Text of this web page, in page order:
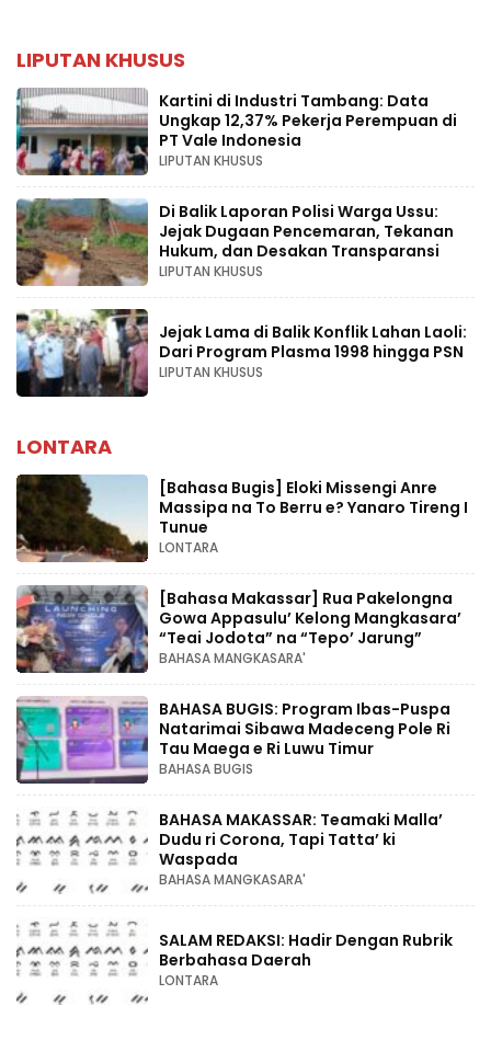
LIPUTAN KHUSUS
Kartini di Industri Tambang: Data
Ungkap 12,37% Pekerja Perempuan di
PT Vale Indonesia
LIPUTAN KHUSUS
Di Balik Laporan Polisi Warga Ussu:
Jejak Dugaan Pencemaran, Tekanan
Hukum, dan Desakan Transparansi
LIPUTAN KHUSUS
Jejak Lama di Balik Konflik Lahan Laoli:
Dari Program Plasma 1998 hingga PSN
LIPUTAN KHUSUS
LONTARA
[Bahasa Bugis] ‎Eloki Missengi Anre
Massipa na To Berru e? Yanaro Tireng I
Tunue
LONTARA
[Bahasa Makassar] Rua Pakelongna
Gowa Appasulu’ Kelong Mangkasara’
“Teai Jodota” na “Tepo’ Jarung”
BAHASA MANGKASARA'
BAHASA BUGIS: Program Ibas-Puspa
Natarimai Sibawa Madeceng Pole Ri
Tau Maega e Ri Luwu Timur
BAHASA BUGIS
BAHASA MAKASSAR: Teamaki Malla’
Dudu ri Corona, Tapi Tatta’ ki
Waspada
BAHASA MANGKASARA'
SALAM REDAKSI: Hadir Dengan Rubrik
Berbahasa Daerah
LONTARA